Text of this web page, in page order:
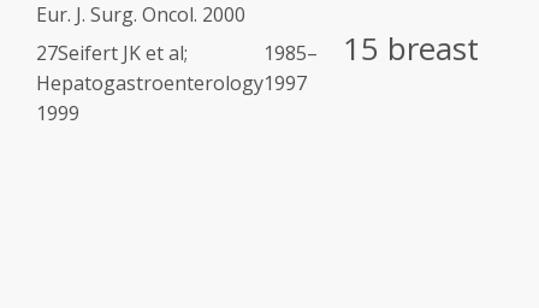
Eur. J. Surg. Oncol. 2000
27Seifert JK et al;
Hepatogastroenterology
1999
1985–
1997
15 breast